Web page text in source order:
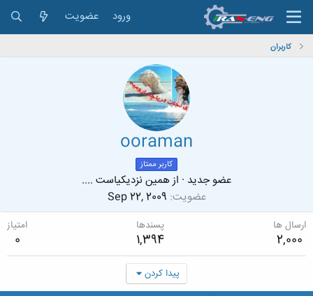
ورود عضویت
کاربران
ooraman
کاربر ممتاز
عضو جدید · ازهمین نزدیکیاست ....
عضویت Sep 22, 2009
ارسال ها
2,000
پسندها
1,394
امتیاز
0
پیدا کردن